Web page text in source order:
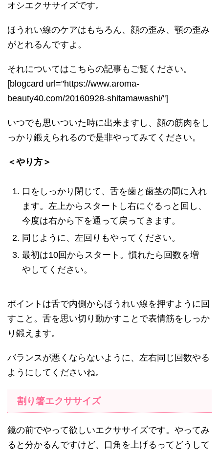
オシエクササイズです。
ほうれい線のケアはもちろん、顔の歪み、顎の歪み
がとれるんですよ。
それについてはこちらの記事もご覧ください。
[blogcard url="https://www.aroma-
beauty40.com/20160928-shitamawashi/"]
いつでも思いついた時に出来ますし、顔の筋肉をし
っかり鍛えられるので是非やってみてください。
＜やり方＞
口をしっかり閉じて、舌を歯と歯茎の間に入れ
ます。左上からスタートし右にぐるっと回し、
今度は右から下を通って戻ってきます。
同じように、左回りもやってください。
最初は10回からスタート。慣れたら回数を増
やしてください。
ポイントは舌で内側からほうれい線を押すように回
すこと。舌を思い切り動かすことで表情筋をしっか
り鍛えます。
バランスが悪くならないように、左右同じ回数やる
ようにしてくださいね。
割り箸エクササイズ
鏡の前でやって欲しいエクササイズです。やってみ
ると分かるんですけど、口角を上げるってどうして